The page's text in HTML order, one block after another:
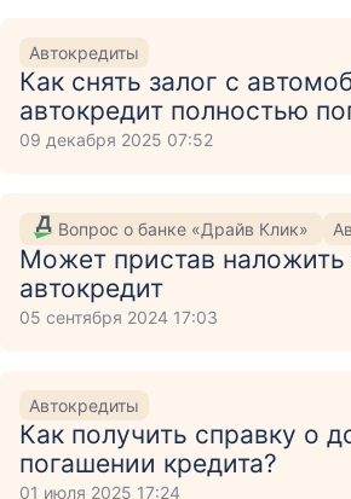
Автокредиты
Как снять залог с
автокредит полностью
09 декабря 2025 07:52
Вопрос о банке «Драйв Клик»
Может пристав наложить
автокредит
05 сентября 2024 17:03
Автокредиты
Как получить справку о
погашении кредита?
01 июля 2025 17:24